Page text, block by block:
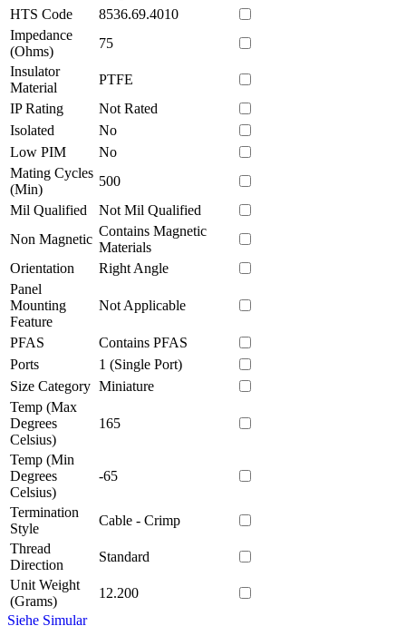
HTS Code
8536.69.4010
Impedance
(Ohms)
75
Insulator
Material
PTFE
IP Rating
Not Rated
Isolated
No
Low PIM
No
Mating Cycles
(Min)
500
Mil Qualified
Not Mil Qualified
Non Magnetic
Contains Magnetic
Materials
Orientation
Right Angle
Panel
Mounting
Feature
Not Applicable
PFAS
Contains PFAS
Ports
1 (Single Port)
Size Category Miniature
Temp (Max
Degrees
Celsius)
165
Temp (Min
Degrees
Celsius)
-65
Termination
Style
Cable - Crimp
Thread
Direction
Standard
Unit Weight
(Grams)
12.200
Siehe Simular